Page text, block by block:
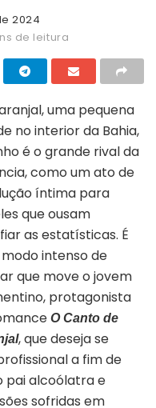
2024
de leitura
uma pequena
no interior da Bahia,
é o grande rival da
como um ato de
íntima para
que ousam
as estatísticas. É
intenso de
que move o jovem
protagonista
O Canto de
, que deseja se
a fim de
pai alcoólatra e
sofridas em